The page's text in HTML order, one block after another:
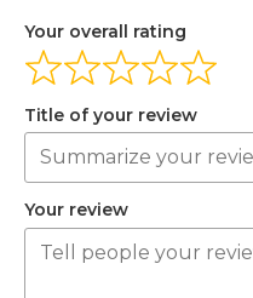
Your overall rating
Title of your review
Your review